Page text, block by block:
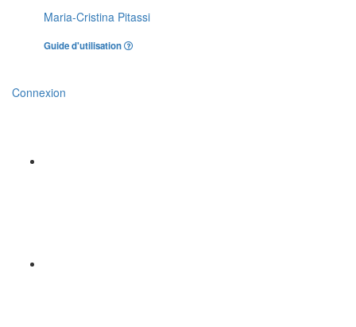
Maria-Cristina Pitassi
Guide d'utilisation
Connexion